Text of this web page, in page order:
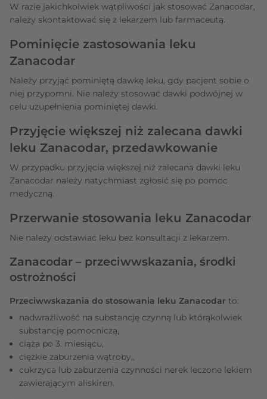
W razie jakichkolwiek wątpliwości jak stosować Zanacodar,
należy skontaktować się z lekarzem lub farmaceutą.
Pominięcie zastosowania leku
Zanacodar
Należy przyjąć pominiętą dawkę leku, gdy pacjent sobie o
niej przypomni. Nie należy stosować dawki podwójnej w
celu uzupełnienia pominiętej dawki.
Przyjęcie większej niż zalecana dawki
leku Zanacodar, przedawkowanie
W przypadku przyjęcia większej niż zalecana dawki leku
Zanacodar należy natychmiast zgłosić się po pomoc
medyczną.
Przerwanie stosowania leku Zanacodar
Nie należy odstawiać leku bez konsultacji z lekarzem.
Zanacodar – przeciwwskazania, środki
ostrożności
Przeciwwskazania do stosowania leku Zanacodar to:
nadwrażliwość na substancję czynną lub którąkolwiek
substancję pomocniczą,
ciąża po 3. miesiącu,
ciężkie zaburzenia wątroby,,
cukrzyca lub zaburzenia czynności nerek leczone lekiem
zawierającym aliskiren.